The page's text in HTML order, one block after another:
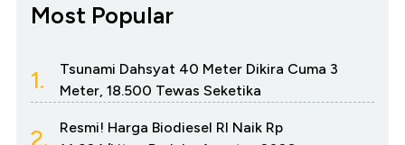
Most Popular
1.
Tsunami Dahsyat 40 Meter Dikira Cuma 3
Meter, 18.500 Tewas Seketika
2.
Resmi! Harga Biodiesel RI Naik Rp